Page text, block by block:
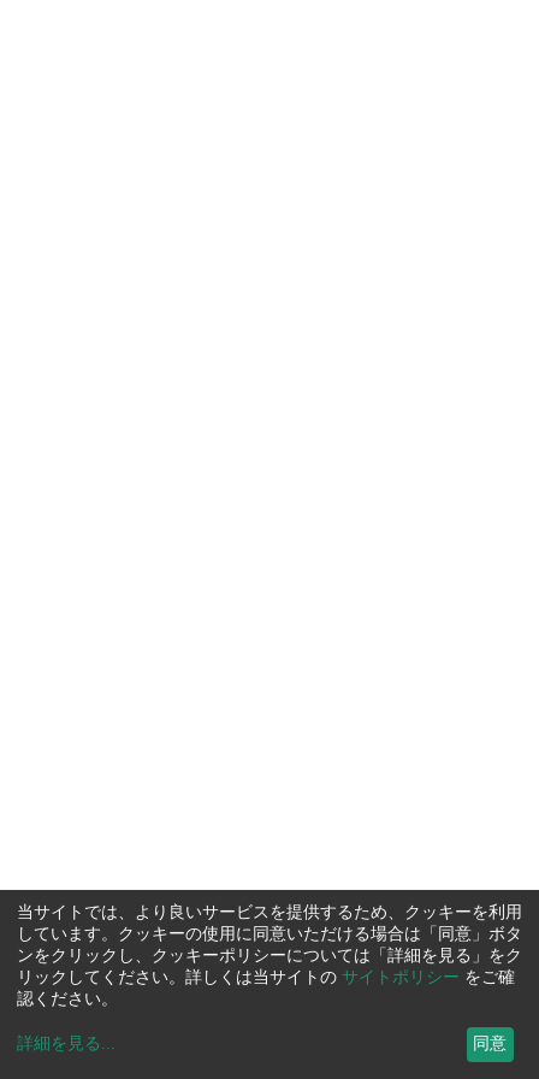
当サイトでは、より良いサービスを提供するため、クッキーを利用
しています。クッキーの使用に同意いただける場合は「同意」ボタ
ンをクリックし、クッキーポリシーについては「詳細を見る」をク
リックしてください。詳しくは当サイトの サイトポリシー をご確
認ください。
詳細を見る ... 同意